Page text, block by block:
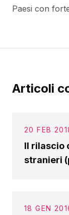
Paesi con
Articoli
20 FEB
Il rilascio
stranieri
18 GEN